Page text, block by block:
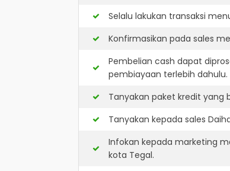
Selalu lakukan transaksi
Konfirmasikan pada sales
Pembelian cash dapat
pembiayaan terlebih dahulu.
Tanyakan paket kredit yang
Tanyakan kepada sales
Infokan kepada marketing
kota Tegal.